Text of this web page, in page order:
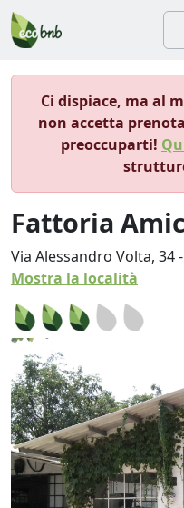
Ci dispiace, ma al
non accetta
preoccuparti!
Fattoria
Via Alessandro Volta, 34-
Mostra la località